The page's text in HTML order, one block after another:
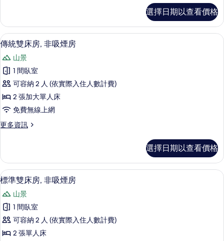
煙
房
的
所
有
相
片
雙
床
房,
非
吸
煙
房
的
詳
情
選擇日期以查看價格
顯
示
傳
統
雙
床
非
煙
房
的
所
有
相
片
傳統雙床房, 非吸煙房 | 客房內保險箱
5
傳統雙床房, 非吸煙房
山景
1 間臥室
可容納 2 人 (依實際入住人數計費)
2 張加大單人床
免費無線上網
更多資訊
更
雙
床
房,
吸
煙
房
的
詳
選擇日期以查看價格
顯
示
標
準
雙
標準雙床房, 非吸煙房 | 客房內保險箱
6
標準雙床房, 非吸煙房
山景
1 間臥室
可容納 2 人 (依實際入住人數計費)
2 張單人床